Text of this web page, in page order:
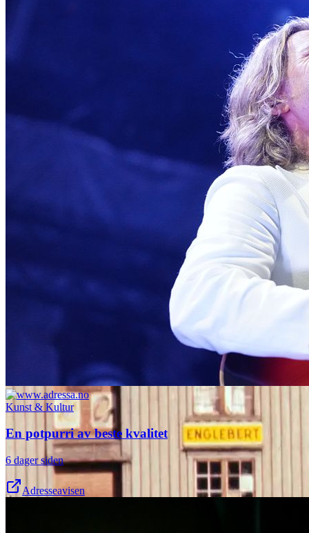
Kunst & Kultur
En potpurri av beste kvalitet
6 dager siden
Adresseavisen